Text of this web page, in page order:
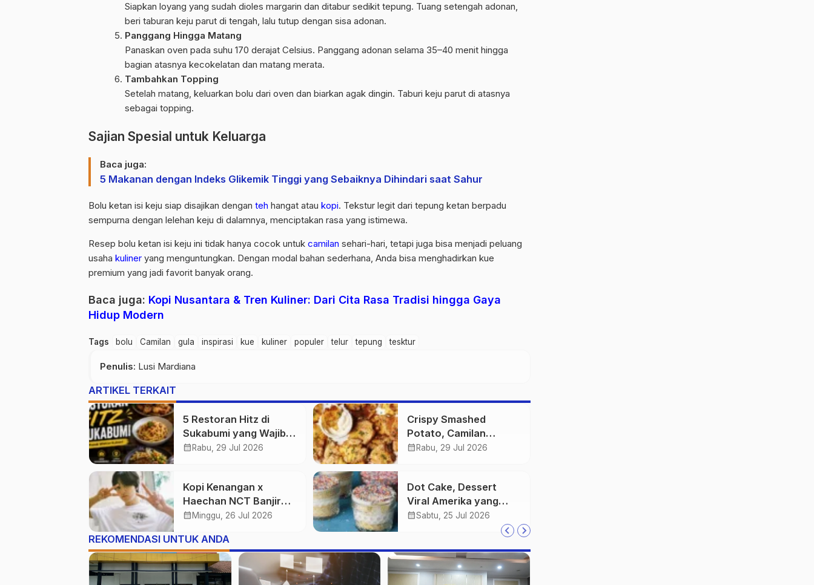
Siapkan loyang yang sudah dioles margarin dan ditabur sedikit tepung. Tuang setengah adonan,
beri taburan keju parut di tengah, lalu tutup dengan sisa adonan.
Panggang Hingga Matang
Panaskan oven pada suhu 170 derajat Celsius. Panggang adonan selama 35–40 menit hingga
bagian atasnya kecokelatan dan matang merata.
Tambahkan Topping
Setelah matang, keluarkan bolu dari oven dan biarkan agak dingin. Taburi keju parut di atasnya
sebagai topping.
Sajian Spesial untuk Keluarga
Baca juga:
5 Makanan dengan Indeks Glikemik Tinggi yang Sebaiknya Dihindari saat Sahur
Bolu ketan isi keju siap disajikan dengan teh hangat atau kopi. Tekstur legit dari tepung ketan berpadu
sempurna dengan lelehan keju di dalamnya, menciptakan rasa yang istimewa.
Resep bolu ketan isi keju ini tidak hanya cocok untuk camilan sehari-hari, tetapi juga bisa menjadi peluang
usaha kuliner yang menguntungkan. Dengan modal bahan sederhana, Anda bisa menghadirkan kue
premium yang jadi favorit banyak orang.
Baca juga: Kopi Nusantara & Tren Kuliner: Dari Cita Rasa Tradisi hingga Gaya
Hidup Modern
Tags bolu Camilan gula inspirasi kue kuliner populer telur tepung tesktur
Penulis: Lusi Mardiana
ARTIKEL TERKAIT
5 Restoran Hitz di
Sukabumi yang Wajib
Masuk Wishlist Kuliner
calendar_month Rabu, 29 Jul 2026
Crispy Smashed
Potato, Camilan
Kentang yang Mudah
calendar_month Rabu, 29 Jul 2026
Kopi Kenangan x
Haechan NCT Banjir
Antusiasme Fans
calendar_month Minggu, 26 Jul 2026
Dot Cake, Dessert
Viral Amerika yang
Mudah Kamu Buat di
calendar_monthSabtu, 25 Jul 2026
REKOMENDASI UNTUK ANDA